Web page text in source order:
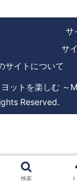
サ
サ
サイトについて
トを楽しむ ～
Reserved.
検索